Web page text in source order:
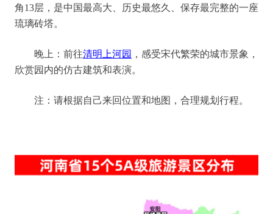
角13层，是中国最高大、历史最悠久、保存最完整的一座
琉璃砖塔。
晚上 ： 前往清明上河园 ，感受宋代繁荣的城市景象，
欣赏园内的仿古建筑和表演。
注：请根据自己来回位置和地图，合理规划行程。